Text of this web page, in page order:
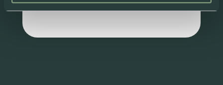
Review van: Rick Maessen